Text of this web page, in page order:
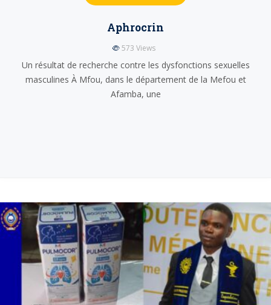
Aphrocrin
573 Views
Un résultat de recherche contre les dysfonctions sexuelles
masculines À Mfou, dans le département de la Mefou et
Afamba, une